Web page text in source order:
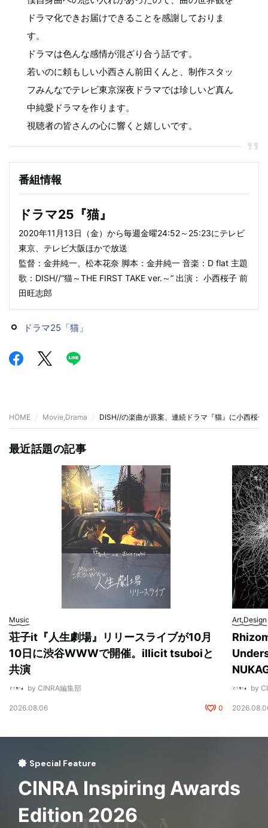
ドラマ化できお届けできることを感謝しておりま
す。
ドラマは色んな感情が混ざり合う話です。
若いのに頼もしい小西さん前田くんと、制作スタッ
フみんなでテレビ東京深夜ドラマでは珍しいど真ん
中純愛ドラマを作ります。
視聴者の皆さんの心に響くと嬉しいです。
番組情報
ドラマ25『猫』
2020年11月13日（金）から毎週金曜24:52～25:23にテレビ
東京、テレビ大阪ほかで放送
監督：金井純一、松本花奈 脚本：金井純一 音楽：D flat 主題
歌：DISH//“猫～THE FIRST TAKE ver.～” 出演： 小西桜子 前
田旺志郎
ドラマ25「猫」
HOME Movie,Drama DISH//の楽曲が原案、連続ドラマ『猫』に小西桜子
最近話題の記事
Music
荘子it『人生劇場』リリースライブが10月
10日に渋谷WWWで開催。illicit tsuboiと
共演
by CINRA編集部
2026.08.06 0
Art,Design
by
Special Feature
CINRA Inspiring Awards
Edition 2026